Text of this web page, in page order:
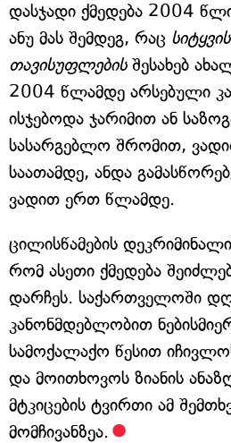
დასჯადი ქმედება 2004
ანუ მას შემდეგ, რაც
თავისუფლებისშესახებ
2004 წლამდე არსებული
ისჯებოდა ჯარიმით ან
სასარგებლო შრომით,
საათამდე, ანდა
ვადით ერთ წლამდე.
ცილისწამების
რომ ასეთი ქმედება
დარჩეს. საქართველოში
კანონმდებლობით
სამოქალაქო წესით
და მოითხოვოს ზიანის
მტკიცების ტვირთი ამ
მომჩივანზეა.